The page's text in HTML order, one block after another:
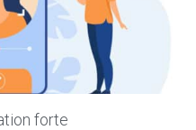
forte